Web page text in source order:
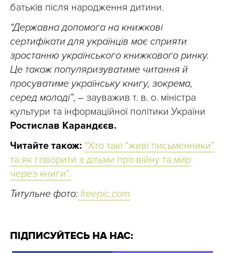
батьків після народження дитини.
“Державна допомога на книжкові
сертифікати для українців має сприяти
зростанню українського книжкового ринку.
Це також популяризуватиме читання й
просуватиме українську книгу, зокрема,
серед молоді”, – зауважив т. в. о. міністра
культури та інформаційної політики України
Ростислав Карандєєв.
Читайте також: “Хто такі “живі письменники”
та як говорити з дітьми про війну та мир
через книги”.
Титульне фото: freepic.com
ПІДПИСУЙТЕСЬ НА НАС: